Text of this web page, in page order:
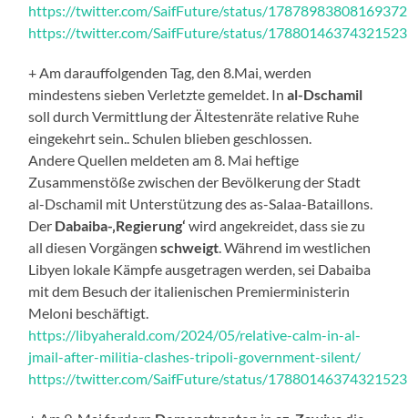
https://twitter.com/SaifFuture/status/
https://twitter.com/SaifFuture/status/
+ Am darauffolgenden Tag, den 8.Mai, werden
mindestens sieben Verletzte gemeldet. Inal-Dschamil
soll durch Vermittlung der Ältestenräte relative Ruhe
eingekehrt sein.. Schulen blieben geschlossen.
Andere Quellen meldeten am 8. Mai heftige
Zusammenstöße zwischen der Bevölkerung der Stadt
al-Dschamil mit Unterstützung des as-Salaa-Bataillons.
Der Dabaiba-‚Regierung‘ wird angekreidet, dass sie zu
all diesen Vorgängenschweigt . Während im westlichen
Libyen lokale Kämpfe ausgetragen werden, sei Dabaiba
mit dem Besuch der italienischen Premierministerin
Meloni beschäftigt.
https://libyaherald.com/2024/05/relative-calm-in-al-
jmail-after-militia-clashes-tripoli-government-silent/
https://twitter.com/SaifFuture/status/